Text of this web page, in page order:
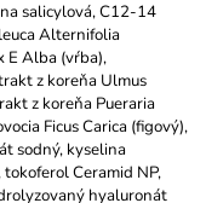
salicylová, C12-14
Alternifolia
E Alba (vŕba),
z koreňa Ulmus
z koreňa Pueraria
Ficus Carica (figový),
sodný, kyselina
Ceramid NP,
hyaluronát